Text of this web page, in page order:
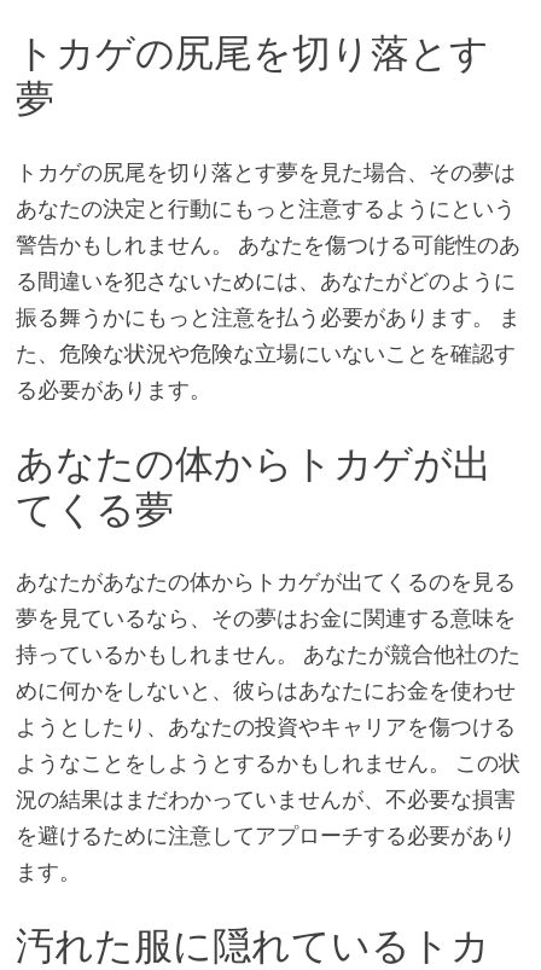
トカゲの尻尾を切り落とす
夢
トカゲの尻尾を切り落とす夢を見た場合、その夢は
あなたの決定と行動にもっと注意するようにという
警告かもしれません。 あなたを傷つける可能性のあ
る間違いを犯さないためには、あなたがどのように
振る舞うかにもっと注意を払う必要があります。 ま
た、危険な状況や危険な立場にいないことを確認す
る必要があります。
あなたの体からトカゲが出
てくる夢
あなたがあなたの体からトカゲが出てくるのを見る
夢を見ているなら、その夢はお金に関連する意味を
持っているかもしれません。 あなたが競合他社のた
めに何かをしないと、彼らはあなたにお金を使わせ
ようとしたり、あなたの投資やキャリアを傷つける
ようなことをしようとするかもしれません。 この状
況の結果はまだわかっていませんが、不必要な損害
を避けるために注意してアプローチする必要があり
ます。
汚れた服に隠れているトカ